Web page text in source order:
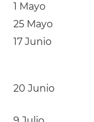
1 Mayo
25 Mayo
17 Junio
20 Junio